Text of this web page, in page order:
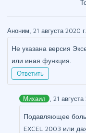
Аноним, 21 августа 2020 г.
Не указана версия
или иная функция.
Ответить
Михаил , 21 августа
Подавляющее
EXCEL 2003 или